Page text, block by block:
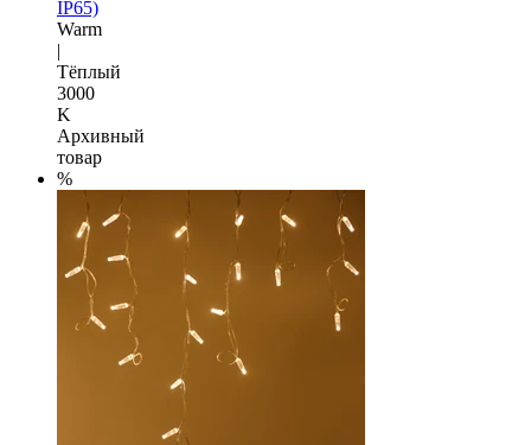
IP65)
Warm
|
Тёплый
3000
K
Архивный
товар
%